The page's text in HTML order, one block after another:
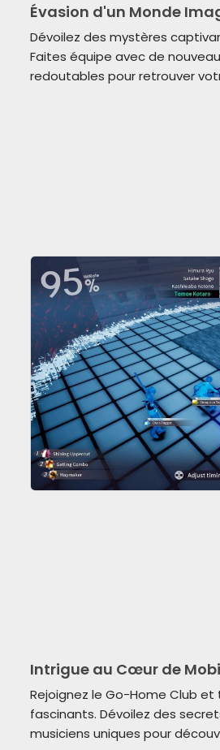
Évasion d'un Monde
Dévoilez des mystères
Faites équipe avec de
redoutables pour retrouver
Intrigue au Cœur de
Rejoignez le Go-Home Club
fascinants. Dévoilez des
musiciens uniques pour